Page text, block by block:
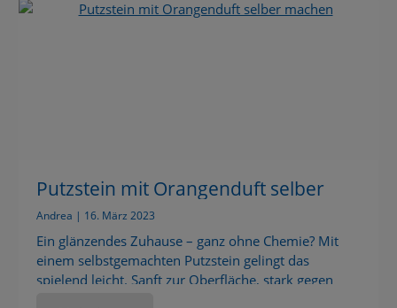
Putzstein mit Orangenduft selber
machen
Andrea | 16. März 2023
Ein glänzendes Zuhause – ganz ohne Chemie? Mit
einem selbstgemachten Putzstein gelingt das
spielend leicht. Sanft zur Oberfläche, stark gegen